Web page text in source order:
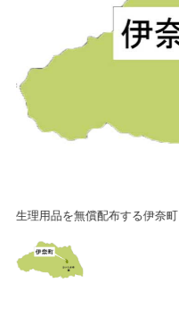
生理用品を無償配布する伊奈町